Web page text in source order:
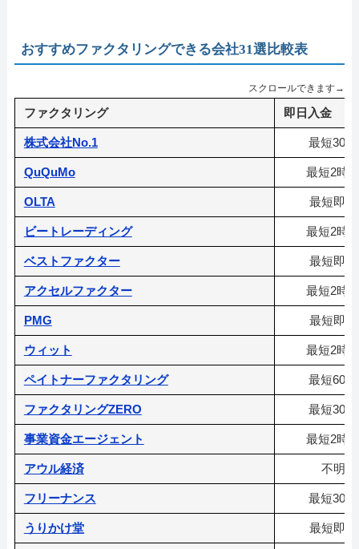
おすすめファクタリングできる会社31選比較表
スクロールできます→
ファクタリング 即日入金
株式会社No.1 最短30分
QuQuMo 最短2時
OLTA 最短即日
ビートレーディング 最短2時
ベストファクター 最短即日
アクセルファクター 最短2時
PMG 最短即日
ウィット 最短2時
ペイトナーファクタリング 最短60分
ファクタリングZERO 最短30分
事業資金エージェント 最短2時
アウル経済 不明
フリーナンス 最短30分
うりかけ堂 最短即日